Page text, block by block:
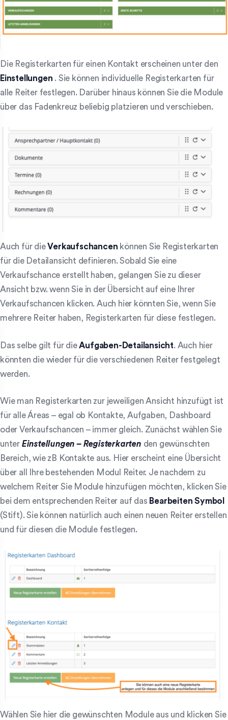
Die Registerkarten für einen Kontakt erscheinen unter den
Einstellungen . Sie können individuelle Registerkarten für
alle Reiter festlegen. Darüber hinaus können Sie die Module
über das Fadenkreuz beliebig platzieren und verschieben.
Auch für dieVerkaufschancen können Sie Registerkarten
für die Detailansicht definieren. Sobald Sie eine
Verkaufschance erstellt haben, gelangen Sie zu dieser
Ansicht bzw. wenn Sie in der Übersicht auf eine Ihrer
Verkaufschancen klicken. Auch hier könnten Sie, wenn Sie
mehrere Reiter haben, Registerkarten für diese festlegen.
Das selbe gilt für dieAufgaben-Detailansicht. Auch hier
könnten die wieder für die verschiedenen Reiter festgelegt
werden.
Wie man Registerkarten zur jeweiligen Ansicht hinzufügt ist
für alle Áreas – egal ob Kontakte, Aufgaben, Dashboard
oder Verkaufschancen – immer gleich. Zunächst wählen Sie
unter Einstellungen – Registerkarten den gewünschten
Bereich, wie zB Kontakte aus. Hier erscheint eine Übersicht
über all Ihre bestehenden Modul Reiter. Je nachdem zu
welchem Reiter Sie Module hinzufügen möchten, klicken Sie
bei dem entsprechenden Reiter auf das Bearbeiten Symbol
(Stift). Sie können natürlich auch einen neuen Reiter erstellen
und für diesen die Module festlegen.
Wählen Sie hier die gewünschten Module aus und klicken Sie